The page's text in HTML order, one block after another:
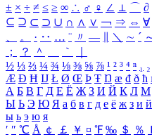
± × ÷ ≠ ≤ ≥ ∞ ∴ ♂ ♀ ∠ ⊥ ⌒ ∂
⊆ ⊇ ⊂ ⊃ ∪ ∩ ∧ ∨ ￢ ⇒ ⇔ ∀
、
。 · ‥ … ¨ 〃 ― ＼ ∼ ´
；
？ ＾ ｀
½ ⅓ ⅔ ¼ ¾ ⅛ ⅜ ⅝ ⅞ ¹ ² ³ ⁴ ⁿ ₁ ₂
Æ Ð Ħ Ĳ Ł Ø Œ Þ Ŧ Ŋ æ đ ð ħ
А Б В Г Д Е Ё Ж З И Й К Л М
Ы Ь Э Ю Я а б в г д е ё ж з и й
ы ь э ю я
′ ″ ℃ Å ￠ ￡ ￥ ¤ ℉ ‰ ＄ ％